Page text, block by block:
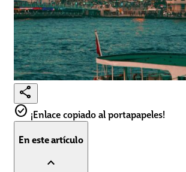
share
check_circle ¡Enlace copiado al portapapeles!
En este artículo
expand_less